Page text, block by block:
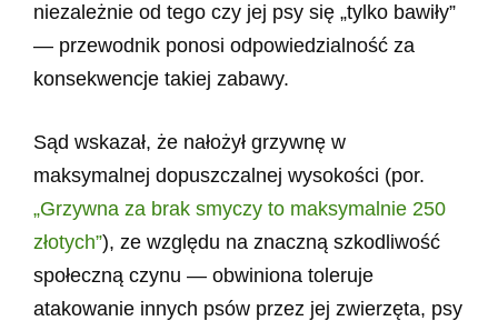
niezależnie od tego czy jej psy się „tylko bawiły”
— przewodnik ponosi odpowiedzialność za
konsekwencje takiej zabawy.
Sąd wskazał, że nałożył grzywnę w
maksymalnej dopuszczalnej wysokości (por.
„Grzywna za brak smyczy to maksymalnie 250
złotych”), ze względu na znaczną szkodliwość
społeczną czynu — obwiniona toleruje
atakowanie innych psów przez jej zwierzęta, psy